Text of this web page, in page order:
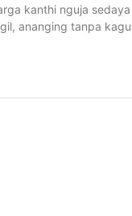
kanthi nguja
ananging tanpa